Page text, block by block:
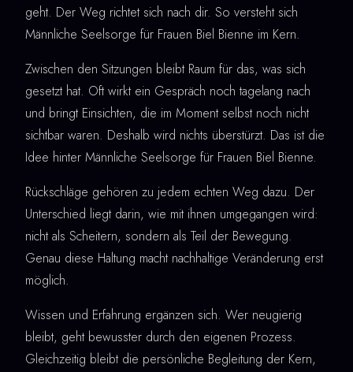
geht. Der Weg richtet sich nach dir. So versteht sich
Männliche Seelsorge für Frauen Biel Bienne im Kern.
Zwischen den Sitzungen bleibt Raum für das, was sich
gesetzt hat. Oft wirkt ein Gespräch noch tagelang nach
und bringt Einsichten, die im Moment selbst noch nicht
sichtbar waren. Deshalb wird nichts überstürzt. Das ist die
Idee hinter Männliche Seelsorge für Frauen Biel Bienne.
Rückschläge gehören zu jedem echten Weg dazu. Der
Unterschied liegt darin, wie mit ihnen umgegangen wird:
nicht als Scheitern, sondern als Teil der Bewegung.
Genau diese Haltung macht nachhaltige Veränderung erst
möglich.
Wissen und Erfahrung ergänzen sich. Wer neugierig
bleibt, geht bewusster durch den eigenen Prozess.
Gleichzeitig bleibt die persönliche Begleitung der Kern,